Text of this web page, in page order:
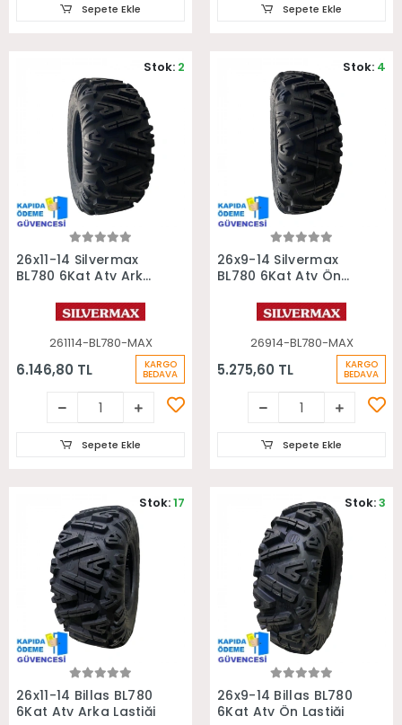
Sepete Ekle Sepete Ekle
Sepete Ekle
26x11-14 Silvermax
BL780 6Kat Atv Arka
261114-BL780-MAX
6.146,80 TL KARGO
BEDAVA
Stok: 2
Sepete Ekle
Sepete Ekle
26x9-14 Silvermax
BL780 6Kat Atv Ön
26914-BL780-MAX
5.275,60 TL KARGO
BEDAVA
Stok: 4
Sepete Ekle
Sepete Ekle
26x11-14 Billas BL780
6Kat Atv Arka Lastiği
Stok:17
Sepete Ekle
26x9-14 Billas BL780
6Kat Atv Ön Lastiği
Stok:3